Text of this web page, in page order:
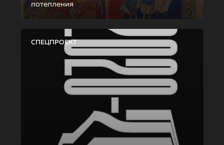
потепления
СПЕЦПРОЕКТ